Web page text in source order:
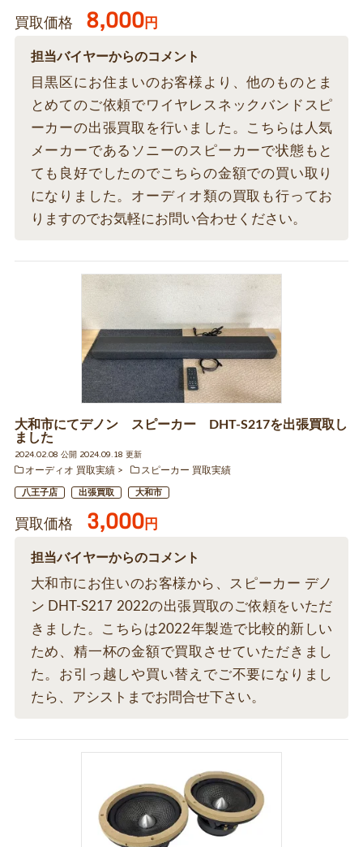
買取価格 8,000円
担当バイヤーからのコメント
目黒区にお住まいのお客様より、他のものとま
とめてのご依頼でワイヤレスネックバンドスピ
ーカーの出張買取を行いました。こちらは人気
メーカーであるソニーのスピーカーで状態もと
ても良好でしたのでこちらの金額での買い取り
になりました。オーディオ類の買取も行ってお
りますのでお気軽にお問い合わせください。
大和市にてデノン スピーカー DHT-S217を出張買取し
ました
2024.02.08 公開 2024.09.18 更新
オーディオ 買取実績
スピーカー 買取実績
八王子店 出張買取 大和市
買取価格 3,000円
担当バイヤーからのコメント
大和市にお住いのお客様から、スピーカー デノ
ン DHT-S217 2022の出張買取のご依頼をいただ
きました。こちらは2022年製造で比較的新しい
ため、精一杯の金額で買取させていただきまし
た。お引っ越しや買い替えでご不要になりまし
たら、アシストまでお問合せ下さい。